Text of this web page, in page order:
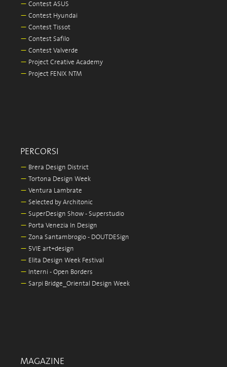
— Contest ASUS
— Contest Hyundai
— Contest Tissot
— Contest Safilo
— Contest Valverde
— Project Creative Academy
— Project FENIX NTM
PERCORSI
— Brera Design District
— Tortona Design Week
— Ventura Lambrate
— Selected by Architonic
— SuperDesign Show - Superstudio
— Porta Venezia In Design
— Zona Santambrogio - DOUTDESign
— 5VIE art+design
— Elita Design Week Festival
— Interni - Open Borders
— Sarpi Bridge_Oriental Design Week
MAGAZINE